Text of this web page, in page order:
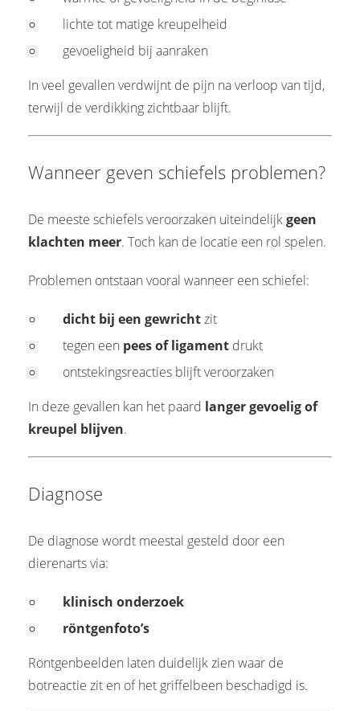
lichte tot matige kreupelheid
gevoeligheid bij aanraken
In veel gevallen verdwijnt de pijn na verloop van tijd,
terwijl de verdikking zichtbaar blijft.
Wanneer geven schiefels problemen?
De meeste schiefels veroorzaken uiteindelijkgeen
klachten meer. Toch kan de locatie een rol spelen.
Problemen ontstaan vooral wanneer een schiefel:
dicht bij een gewrichtzit
tegen een pees of ligament drukt
ontstekingsreacties blijft veroorzaken
In deze gevallen kan het paard langer gevoelig of
kreupel blijven.
Diagnose
De diagnose wordt meestal gesteld door een
dierenarts via:
klinisch onderzoek
röntgenfoto’s
Röntgenbeelden laten duidelijk zien waar de
botreactie zit en of het griffelbeen beschadigd is.